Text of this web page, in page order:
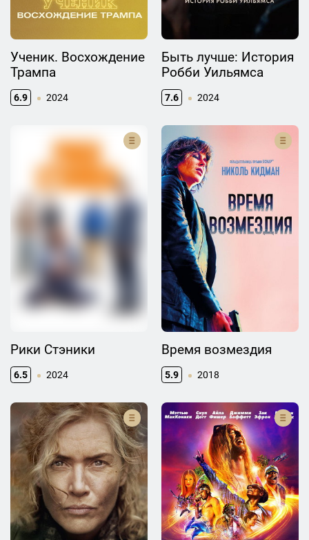
Ученик. Восхождение
Трампа
6.9 2024
Быть лучше: История
Робби Уильямса
7.6 2024
Рики Стэники
6.5 2024
Время возмездия
5.9 2018